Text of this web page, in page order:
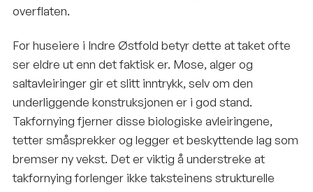
overflaten.
For huseiere i Indre Østfold betyr dette at taket ofte
ser eldre ut enn det faktisk er. Mose, alger og
saltavleiringer gir et slitt inntrykk, selv om den
underliggende konstruksjonen er i god stand.
Takfornying fjerner disse biologiske avleiringene,
tetter småsprekker og legger et beskyttende lag som
bremser ny vekst. Det er viktig å understreke at
takfornying forlenger ikke taksteinens strukturelle